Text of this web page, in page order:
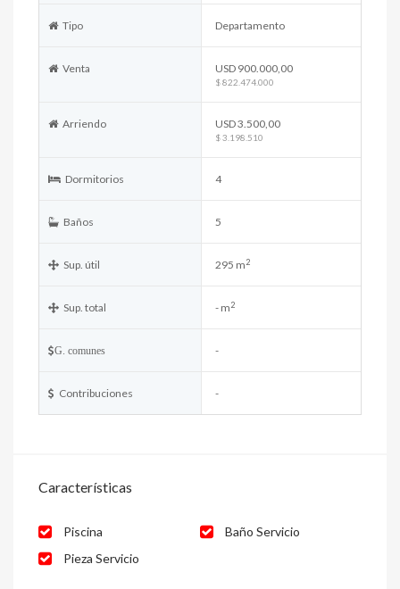
Tipo Departamento
Venta USD 900.000,00
$ 822.474.000
Arriendo USD 3.500,00
$ 3.198.510
Dormitorios 4
Baños 5
Sup. útil 295 m2
Sup. total - m2
G. comunes -
Contribuciones -
Características
Piscina
Baño Servicio
Pieza Servicio